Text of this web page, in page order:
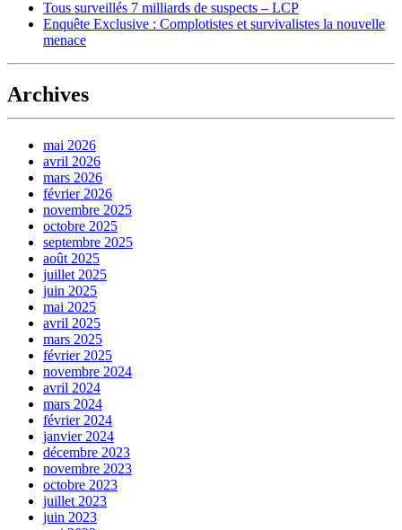
Tous surveillés 7 milliards de suspects – LCP
Enquête Exclusive : Complotistes et survivalistes la nouvelle
menace
Archives
mai 2026
avril 2026
mars 2026
février 2026
novembre 2025
octobre 2025
septembre 2025
août 2025
juillet 2025
juin 2025
mai 2025
avril 2025
mars 2025
février 2025
novembre 2024
avril 2024
mars 2024
février 2024
janvier 2024
décembre 2023
novembre 2023
octobre 2023
juillet 2023
juin 2023